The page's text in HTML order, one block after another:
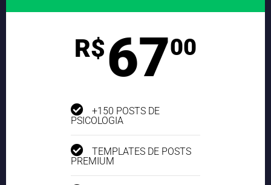
R$6700
+150 POSTS DE
PSICOLOGIA
TEMPLATES DE POSTS
PREMIUM